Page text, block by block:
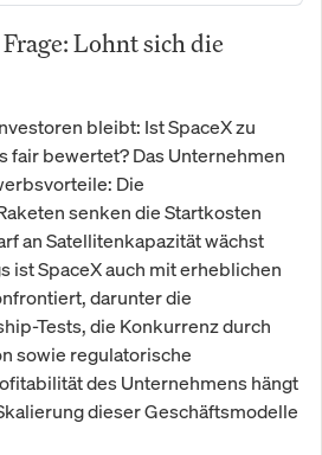
Kosten- Lohnt sich die
bleibt: Ist SpaceX zu
fair bewertet? Das Unternehmen
Die
senken die Startkosten
an Satellitenkapazität wächst
ist SpaceX auch mit erheblichen
darunter die
Tests, die Konkurrenz durch
sowie regulatorische
des Unternehmens hängt
dieser Geschäftsmodelle